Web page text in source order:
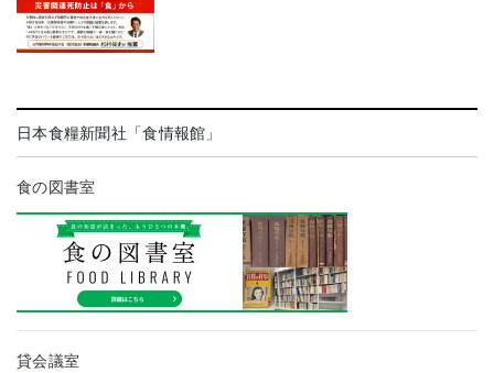
日本食糧新聞社「食情報館」
食の図書室
貸会議室